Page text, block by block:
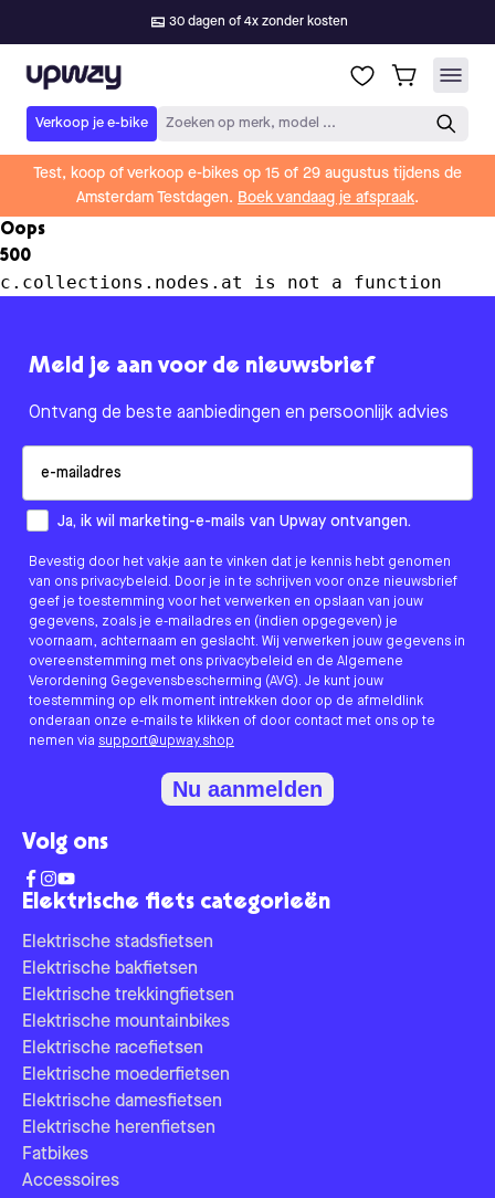
30 dagen of 4x zonder kosten
Upway
Verkoop je e-bike Zoeken op merk, model ...
Test, koop of verkoop e-bikes op 15 of 29 augustus tijdens de
Amsterdam Testdagen. Boek vandaag je afspraak.
Oops
500
c.collections.nodes.at is not a function
Elektrische fiets categorieën
Elektrische stadsfietsen
Elektrische bakfietsen
Elektrische trekkingfietsen
Elektrische mountainbikes
Elektrische racefietsen
Elektrische moederfietsen
Elektrische damesfietsen
Elektrische herenfietsen
Fatbikes
Accessoires
Meld je aan voor de nieuwsbrief
Ontvang de beste aanbiedingen en persoonlijk advies
How would you like to hear from us?
Ja, ik wil marketing-e-mails van Upway ontvangen.
Bevestig door het vakje aan te vinken dat je kennis hebt genomen
van ons privacybeleid. Door je in te schrijven voor onze nieuwsbrief
geef je toestemming voor het verwerken en opslaan van jouw
gegevens, zoals je e-mailadres en (indien opgegeven) je
voornaam, achternaam en geslacht. Wij verwerken jouw gegevens in
overeenstemming met ons privacybeleid en de Algemene
Verordening Gegevensbescherming (AVG). Je kunt jouw
toestemming op elk moment intrekken door op de afmeldlink
onderaan onze e-mails te klikken of door contact met ons op te
nemen via support@upway.shop
Nu aanmelden
Volg ons